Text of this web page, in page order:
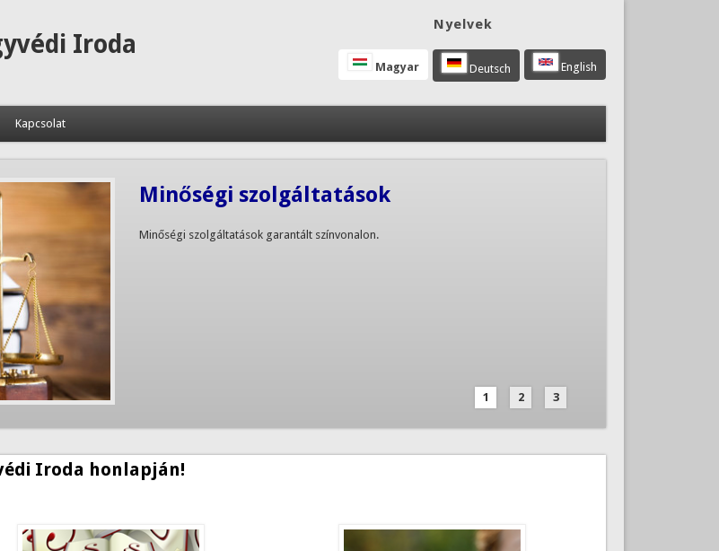
Iroda
Nyelvek
Magyar Deutsch English
Kapcsolat
Minőségi szolgáltatások
Minőségi szolgáltatások garantált színvonalon.
1 2 3
Iroda honlapján!